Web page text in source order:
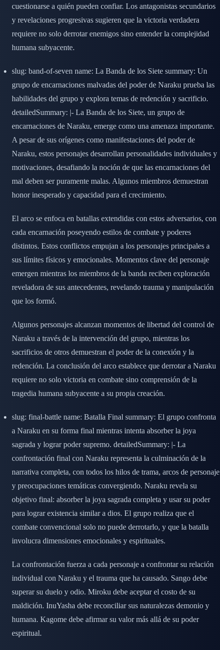
cuestionarse a quién pueden confiar. Los antagonistas secundarios
y revelaciones progresivas sugieren que la victoria verdadera
requiere no solo derrotar enemigos sino entender la complejidad
humana subyacente.
slug: band-of-seven name: La Banda de los Siete summary: Un
grupo de encarnaciones malvadas del poder de Naraku prueba las
habilidades del grupo y explora temas de redención y sacrificio.
detailedSummary: |- La Banda de los Siete, un grupo de
encarnaciones de Naraku, emerge como una amenaza importante.
A pesar de sus orígenes como manifestaciones del poder de
Naraku, estos personajes desarrollan personalidades individuales y
motivaciones, desafiando la noción de que las encarnaciones del
mal deben ser puramente malas. Algunos miembros demuestran
honor inesperado y capacidad para el crecimiento.
El arco se enfoca en batallas extendidas con estos adversarios, con
cada encarnación poseyendo estilos de combate y poderes
distintos. Estos conflictos empujan a los personajes principales a
sus límites físicos y emocionales. Momentos clave del personaje
emergen mientras los miembros de la banda reciben exploración
reveladora de sus antecedentes, revelando trauma y manipulación
que los formó.
Algunos personajes alcanzan momentos de libertad del control de
Naraku a través de la intervención del grupo, mientras los
sacrificios de otros demuestran el poder de la conexión y la
redención. La conclusión del arco establece que derrotar a Naraku
requiere no solo victoria en combate sino comprensión de la
tragedia humana subyacente a su propia creación.
slug: final-battle name: Batalla Final summary: El grupo confronta
a Naraku en su forma final mientras intenta absorber la joya
sagrada y lograr poder supremo. detailedSummary: |- La
confrontación final con Naraku representa la culminación de la
narrativa completa, con todos los hilos de trama, arcos de personaje
y preocupaciones temáticas convergiendo. Naraku revela su
objetivo final: absorber la joya sagrada completa y usar su poder
para lograr existencia similar a dios. El grupo realiza que el
combate convencional solo no puede derrotarlo, y que la batalla
involucra dimensiones emocionales y espirituales.
La confrontación fuerza a cada personaje a confrontar su relación
individual con Naraku y el trauma que ha causado. Sango debe
superar su duelo y odio. Miroku debe aceptar el costo de su
maldición. InuYasha debe reconciliar sus naturalezas demonio y
humana. Kagome debe afirmar su valor más allá de su poder
espiritual.